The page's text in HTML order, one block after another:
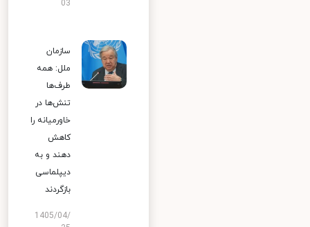
03
سازمان
ملل: همه
طرف‌ها
تنش‌ها در
خاورمیانه را
کاهش
دهند و به
دیپلماسی
بازگردند
1405/04/